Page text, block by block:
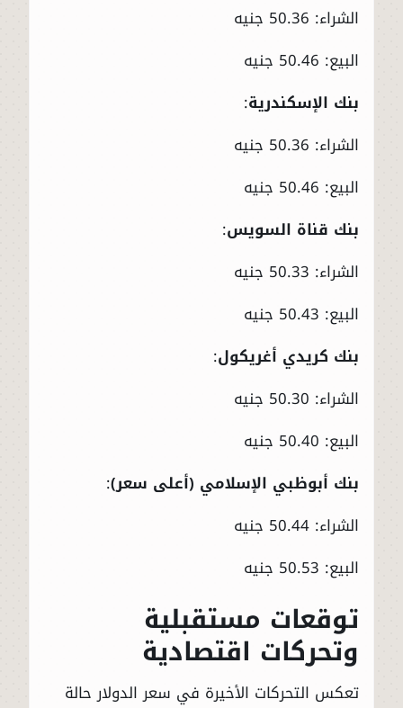
الشراء: 50.36 جنيه
البيع: 50.46 جنيه
بنك الإسكندرية:
الشراء: 50.36 جنيه
البيع: 50.46 جنيه
بنك قناة السويس:
الشراء: 50.33 جنيه
البيع: 50.43 جنيه
بنك كريدي أغريكول:
الشراء: 50.30 جنيه
البيع: 50.40 جنيه
بنك أبوظبي الإسلامي (أعلى سعر):
الشراء: 50.44 جنيه
البيع: 50.53 جنيه
توقعات مستقبلية
وتحركات اقتصادية
تعكس التحركات الأخيرة في سعر الدولار حالة